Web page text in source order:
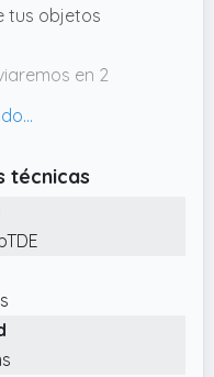
tus objetos
en 2
de los
ya
o obras
ideal para
en su mejor
técnicas